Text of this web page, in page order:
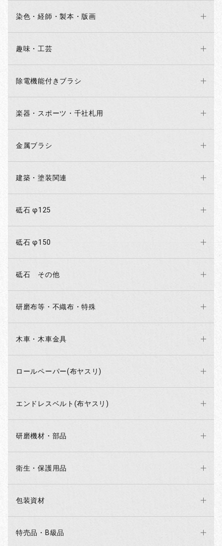
染色・経師・製本・版画
趣味・工芸
除電機能付きブラシ
楽器・スポーツ・千社札用
金属ブラシ
建築・塗装関連
砥石 φ125
砥石 φ150
砥石 その他
研磨布等・不織布・特殊
木車・木車金具
ロールペーパー(布ヤスリ)
エンドレスベルト(布ヤスリ)
研磨機材・部品
衛生・保護用品
包装資材
特売品・B級品